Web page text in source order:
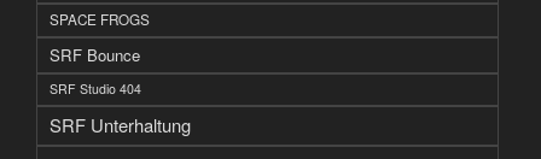
SPACE FROGS
SRF Bounce
SRF Studio 404
SRF Unterhaltung